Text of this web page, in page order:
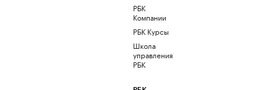
РБК
Компании
РБК Курсы
Школа
управления
РБК